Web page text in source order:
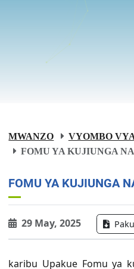
MWANZO
VYOMBO
FOMU YA KUJIUNGA
FOMU YA KUJIUNGA
29 May, 2025
karibu Upakue Fomu ya